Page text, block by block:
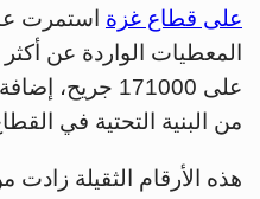
على قطاع غزة استمرت
من البنية التحتية في
هذه الأرقام الثقيلة